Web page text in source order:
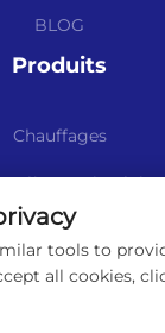
BLOG
Produits
Chauffages
Pièces Détachées
à notre
tools to
all cookies,